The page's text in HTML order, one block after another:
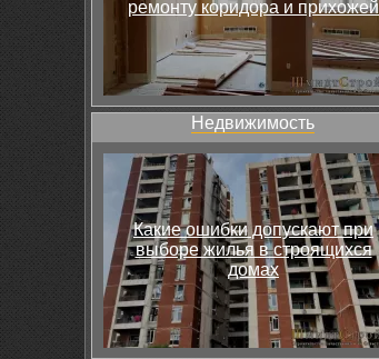
ремонту коридора и прихожей
Недвижимость
Какие ошибки допускают при
выборе жилья в строящихся
домах